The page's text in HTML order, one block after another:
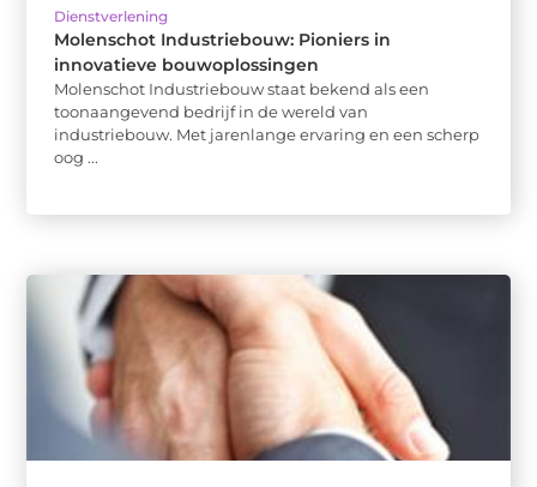
Dienstverlening
Molenschot Industriebouw: Pioniers in
innovatieve bouwoplossingen
Molenschot Industriebouw staat bekend als een
toonaangevend bedrijf in de wereld van
industriebouw. Met jarenlange ervaring en een scherp
oog ...